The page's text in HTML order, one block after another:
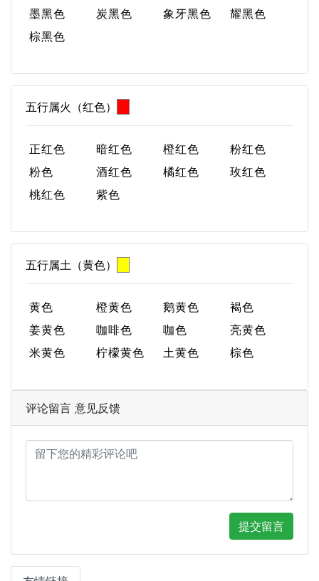
墨黑色
炭黑色 象牙黑色
耀黑色
棕黑色
五行属火（红色）
正红色 暗红色 橙红色
粉红色
粉色
酒红色 橘红色
玫红色
桃红色
紫色
五行属土（黄色）
黄色 橙黄色 鹅黄色
褐色
姜黄色
咖啡色 咖色
亮黄色
米黄色
柠檬黄色 土黄色 棕色
评论留言 意见反馈
提交留言